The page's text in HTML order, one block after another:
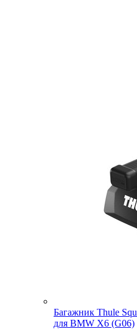
Багажник Thule
для BMW X6 (G06)